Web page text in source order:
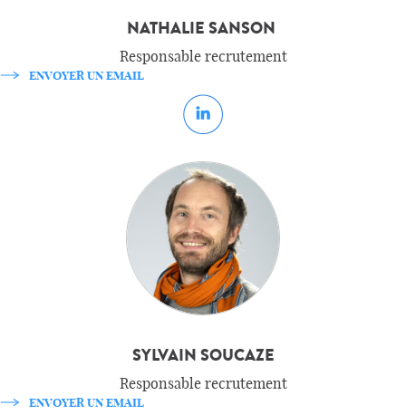
NATHALIE SANSON
Responsable recrutement
ENVOYER UN EMAIL
SYLVAIN SOUCAZE
Responsable recrutement
ENVOYER UN EMAIL